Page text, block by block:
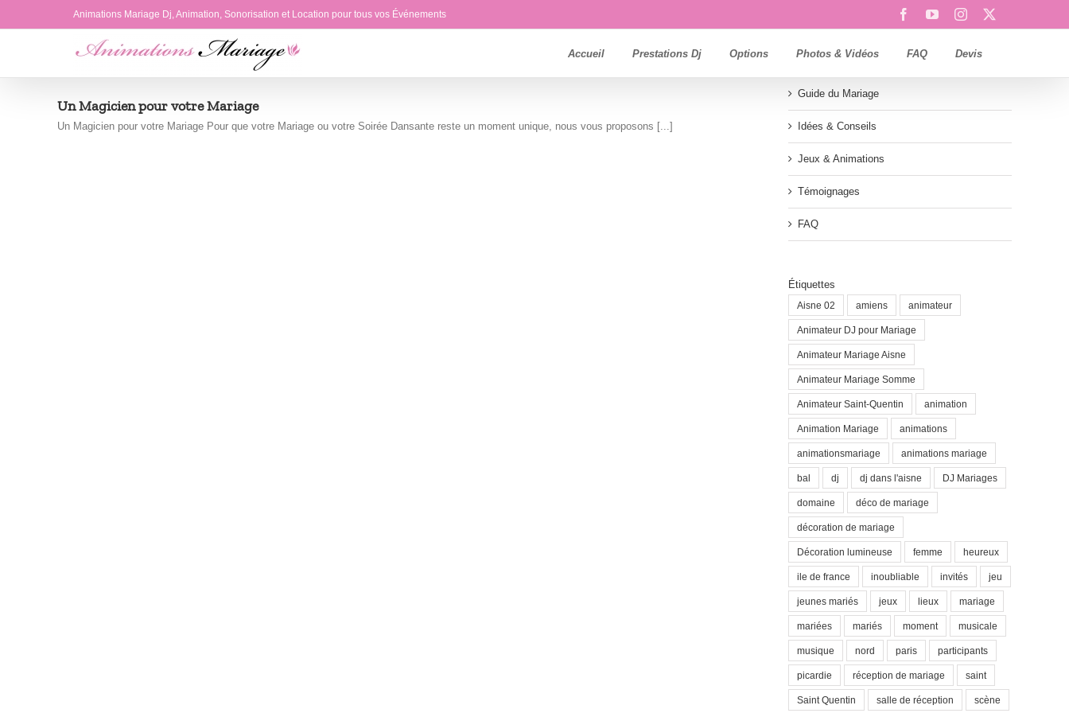
Animations Mariage Dj, Animation, Sonorisation et Location pour tous vos Événements FacebookYouTubeInstagram
Accueil Prestations Dj Options Photos & Vidéos FAQ Devis
Un Magicien pour votre Mariage
Un Magicien pour votre Mariage Pour que votre Mariage ou votre Soirée Dansante reste un moment unique, nous vous proposons [...]
Guide du Mariage
Idées & Conseils
Jeux & Animations
Témoignages
FAQ
Étiquettes
Aisne 02 amiens animateur
Animateur DJ pour Mariage
Animateur Mariage Aisne
Animateur Mariage Somme
Animateur Saint-Quentin animation
Animation Mariage animations
animationsmariage animations mariage
bal dj dj dans l'aisne DJ Mariages
domaine déco de mariage
décoration de mariage
Décoration lumineuse femme heureux
ile de france inoubliable invités jeu
jeunes mariés jeux lieux mariage
mariées mariés moment musicale
musique nord paris participants
picardie réception de mariage saint
Saint Quentin salle de réception scène